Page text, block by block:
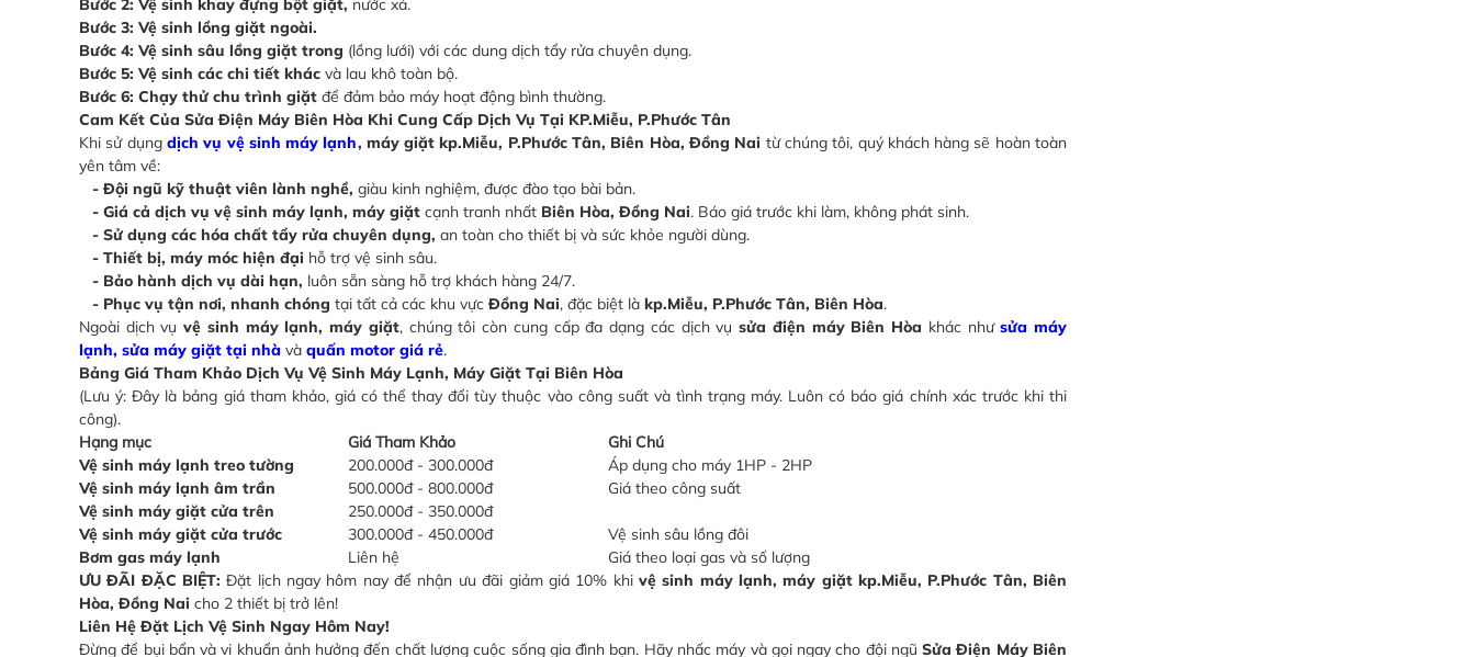
Bước 2: Vệ sinh khay đựng bột giặt, nước xả.
Bước 3: Vệ sinh lồng giặt ngoài.
Bước 4: Vệ sinh sâu lồng giặt trong (lồng lưới) với các dung dịch tẩy rửa chuyên dụng.
Bước 5: Vệ sinh các chi tiết khác và lau khô toàn bộ.
Bước 6: Chạy thử chu trình giặt để đảm bảo máy hoạt động bình thường.
Cam Kết Của Sửa Điện Máy Biên Hòa Khi Cung Cấp Dịch Vụ Tại KP.Miễu, P.Phước Tân
Khi sử dụng dịch vụ vệ sinh máy lạnh, máy giặt kp.Miễu, P.Phước Tân, Biên Hòa, Đồng Nai từ chúng tôi, quý khách hàng sẽ hoàn toàn
yên tâm về:
- Đội ngũ kỹ thuật viên lành nghề, giàu kinh nghiệm, được đào tạo bài bản.
- Giá cả dịch vụ vệ sinh máy lạnh, máy giặt cạnh tranh nhất Biên Hòa, Đồng Nai. Báo giá trước khi làm, không phát sinh.
- Sử dụng các hóa chất tẩy rửa chuyên dụng, an toàn cho thiết bị và sức khỏe người dùng.
- Thiết bị, máy móc hiện đại hỗ trợ vệ sinh sâu.
- Bảo hành dịch vụ dài hạn, luôn sẵn sàng hỗ trợ khách hàng 24/7.
- Phục vụ tận nơi, nhanh chóng tại tất cả các khu vựcĐồng Nai, đặc biệt là kp.Miễu, P.Phước Tân, Biên Hòa.
Ngoài dịch vụvệ sinh máy lạnh, máy giặt, chúng tôi còn cung cấp đa dạng các dịch vụsửa điện máy Biên Hòa khác nhưsửa máy
lạnh, sửa máy giặt tại nhà và quấn motor giá rẻ.
Bảng Giá Tham Khảo Dịch Vụ Vệ Sinh Máy Lạnh, Máy Giặt Tại Biên Hòa
(Lưu ý: Đây là bảng giá tham khảo, giá có thể thay đổi tùy thuộc vào công suất và tình trạng máy. Luôn có báo giá chính xác trước khi thi
công).
Hạng mục
Giá Tham Khảo
Ghi Chú
Vệ sinh máy lạnh treo tường
200.000đ - 300.000đ
Áp dụng cho máy 1HP - 2HP
Vệ sinh máy lạnh âm trần
500.000đ - 800.000đ
Giá theo công suất
Vệ sinh máy giặt cửa trên
250.000đ - 350.000đ
Vệ sinh máy giặt cửa trước
300.000đ - 450.000đ
Vệ sinh sâu lồng đôi
Bơm gas máy lạnh
Liên hệ
Giá theo loại gas và số lượng
ƯU ĐÃI ĐẶC BIỆT: Đặt lịch ngay hôm nay để nhận ưu đãi giảm giá 10% khi vệ sinh máy lạnh, máy giặt kp.Miễu, P.Phước Tân, Biên
Hòa, Đồng Nai cho 2 thiết bị trở lên!
Liên Hệ Đặt Lịch Vệ Sinh Ngay Hôm Nay!
Đừng để bụi bẩn và vi khuẩn ảnh hưởng đến chất lượng cuộc sống gia đình bạn. Hãy nhấc máy và gọi ngay cho đội ngũSửa Điện Máy Biên